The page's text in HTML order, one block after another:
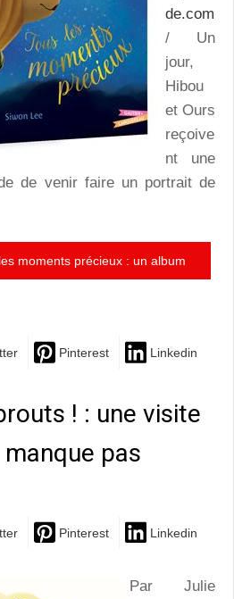
de.com
/ Un
jour,
Hibou
et Ours
reçoive
nt une
de venir faire un portrait de
moments précieux : un album
Pinterest Linkedin
! : une visite
pas
Pinterest Linkedin
Par Julie